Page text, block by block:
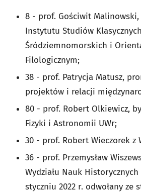
8 - prof. Gościwit
Instytutu Studiów
Śródziemnomorskich i
Filologicznym;
38 - prof. Patrycja Matusz,
projektów i relacji
80 - prof. Robert Olkiewicz,
Fizyki i Astronomii UWr;
30 - prof. Robert Wieczorek z
36 - prof. Przemysław
Wydziału Nauk
styczniu 2022 r. odwołany ze